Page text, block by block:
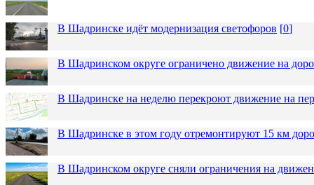
В Шадринске идёт модернизация светофоров [0]
В Шадринском округе ограничено движение на
В Шадринске на неделю перекроют движение на
В Шадринске в этом году отремонтируют 15 км
В Шадринском округе сняли ограничения на